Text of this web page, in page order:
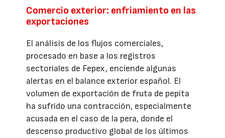
Comercio exterior: enfriamiento en las
exportaciones
El análisis de los flujos comerciales,
procesado en base a los registros
sectoriales de Fepex, enciende algunas
alertas en el balance exterior español. El
volumen de exportación de fruta de pepita
ha sufrido una contracción, especialmente
acusada en el caso de la pera, donde el
descenso productivo global de los últimos